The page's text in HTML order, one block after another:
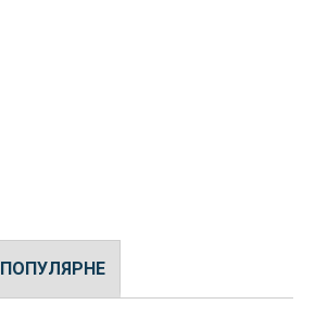
ПОПУЛЯРНЕ